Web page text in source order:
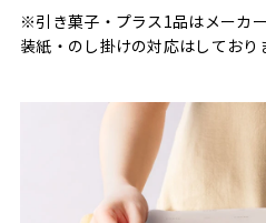
※引き菓子・プラス1品はメーカ
装紙・のし掛けの対応はしており